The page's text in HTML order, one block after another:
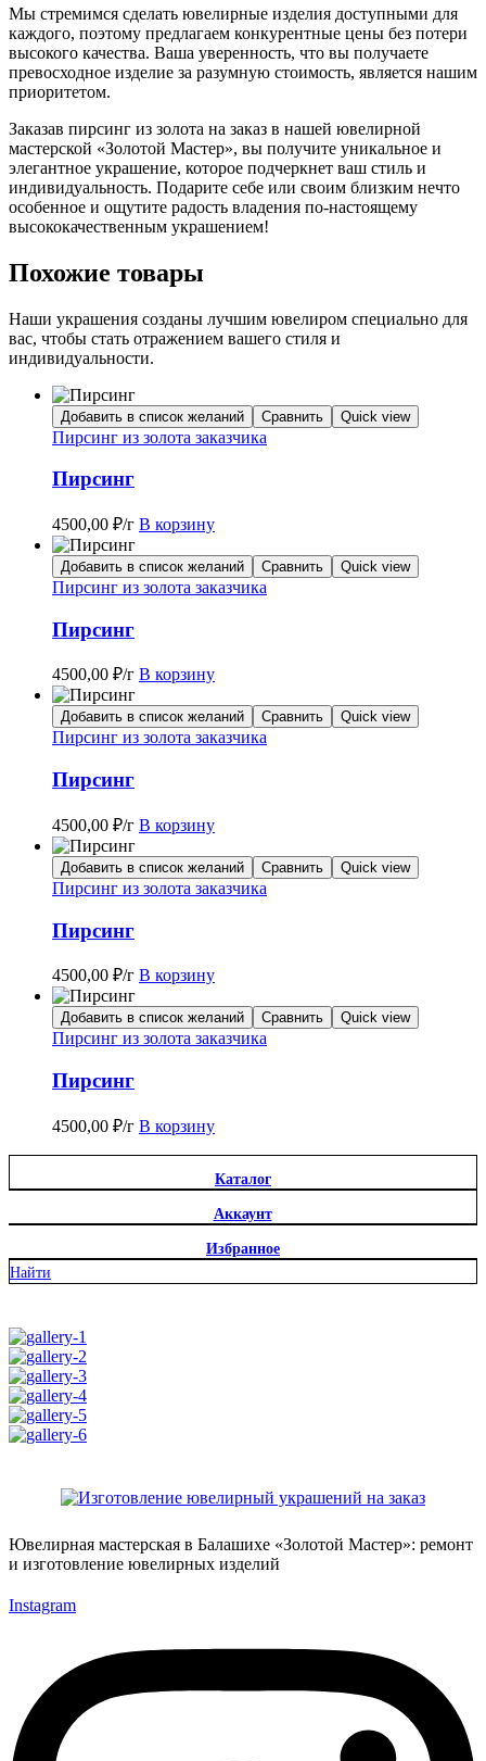
Мы стремимся сделать ювелирные изделия доступными для
каждого, поэтому предлагаем конкурентные цены без потери
высокого качества. Ваша уверенность, что вы получаете
превосходное изделие за разумную стоимость, является нашим
приоритетом.
Заказав пирсинг из золота на заказ в нашей ювелирной
мастерской «Золотой Мастер», вы получите уникальное и
элегантное украшение, которое подчеркнет ваш стиль и
индивидуальность. Подарите себе или своим близким нечто
особенное и ощутите радость владения по-настоящему
высококачественным украшением!
Похожие товары
Наши украшения созданы лучшим ювелиром специально для
вас, чтобы стать отражением вашего стиля и
индивидуальности.
Добавить в список желаний Сравнить Quick view
Пирсинг из золота заказчика
Пирсинг
4500,00 ₽/г В корзину
Добавить в список желаний Сравнить Quick view
Пирсинг из золота заказчика
Пирсинг
4500,00 ₽/г В корзину
Добавить в список желаний Сравнить Quick view
Пирсинг из золота заказчика
Пирсинг
4500,00 ₽/г В корзину
Добавить в список желаний Сравнить Quick view
Пирсинг из золота заказчика
Пирсинг
4500,00 ₽/г В корзину
Добавить в список желаний Сравнить Quick view
Пирсинг из золота заказчика
Пирсинг
4500,00 ₽/г В корзину
Каталог
Аккаунт
Избранное
Найти
Ювелирная мастерская в Балашихе «Золотой Мастер»: ремонт
и изготовление ювелирных изделий
Instagram